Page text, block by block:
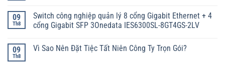
09
Th8
Switch công nghiệp quản lý 8 cổng Gigabit Ethernet + 4
cổng Gigabit SFP 3Onedata IES6300SL-8GT4GS-2LV
09
Th8
Vì Sao Nên Đặt Tiệc Tất Niên Công Ty Trọn Gói?